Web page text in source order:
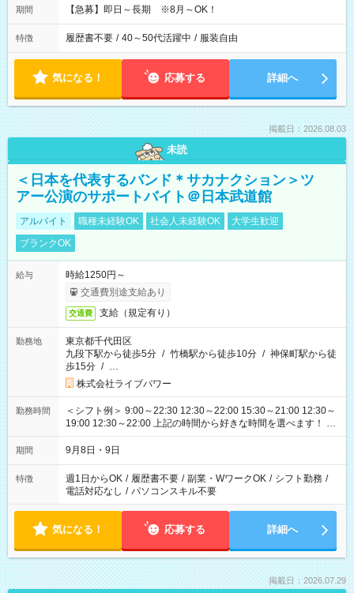
期間 【急募】即日～長期 ※8月～OK！
特徴 履歴書不要 / 40～50代活躍中 / 服装自由
気になる！ 応募する 詳細へ
掲載日：2026.08.03
未読
＜日本を代表するバンド＊サカナクション＞ツ
アー公演のサポートバイト＠日本武道館
アルバイト 職種未経験OK 社会人未経験OK
大学生歓迎
ブランクOK
給与
時給1250円～
交通費別途支給あり
交通費 支給（規定有り）
勤務地
東京都千代田区
九段下駅から徒歩5分 / 竹橋駅から徒歩10分 / 神保町駅から徒
歩15分 / …
株式会社ライブパワー
勤務時間
＜シフト例＞ 9:00～22:30 12:30～22:00 15:30～21:00 12:30～
19:00 12:30～22:00 上記の時間から好きな時間を選べます！ ※
時間は変更となる可能性があります
期間 9月8日・9日
特徴 週1日からOK / 履歴書不要 / 副業・WワークOK / シフト勤務 /
電話対応なし / パソコンスキル不要
気になる！ 応募する 詳細へ
掲載日：2026.07.29